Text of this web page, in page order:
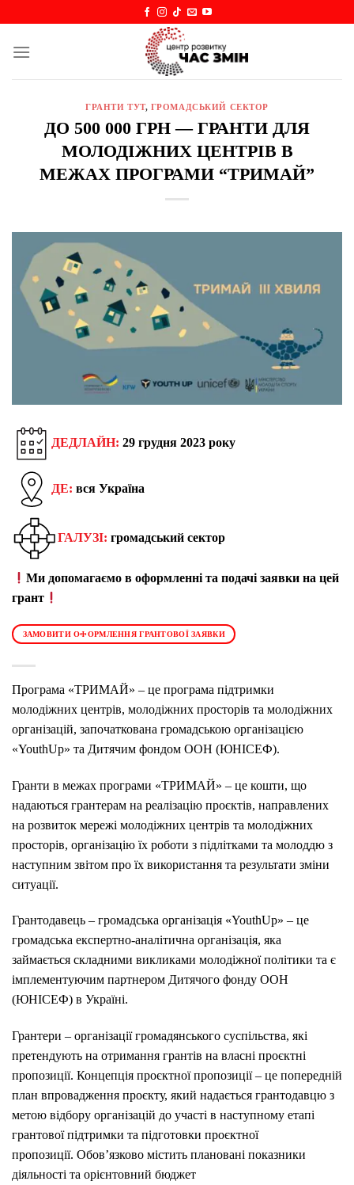
content
ГРАНТИ ТУТ, ГРОМАДСЬКИЙ СЕКТОР
ДО 500 000 ГРН — ГРАНТИ ДЛЯ
МОЛОДІЖНИХ ЦЕНТРІВ В
МЕЖАХ ПРОГРАМИ “ТРИМАЙ”
ДЕДЛАЙН: 29 грудня 2023 року
ДЕ: вся Україна
ГАЛУЗІ: громадський сектор
Ми допомагаємо в оформленні та подачі заявки на цей
грант
ЗАМОВИТИ ОФОРМЛЕННЯ ГРАНТОВОЇ ЗАЯВКИ
Програма «ТРИМАЙ» – це програма підтримки
молодіжних центрів, молодіжних просторів та молодіжних
організацій, започаткована громадською організацією
«YouthUp» та Дитячим фондом ООН (ЮНІСЕФ).
Гранти в межах програми «ТРИМАЙ» – це кошти, що
надаються грантерам на реалізацію проєктів, направлених
на розвиток мережі молодіжних центрів та молодіжних
просторів, організацію їх роботи з підлітками та молоддю з
наступним звітом про їх використання та результати зміни
ситуації.
Грантодавець – громадська організація «YouthUp» – це
громадська експертно-аналітична організація, яка
займається складними викликами молодіжної політики та є
імплементуючим партнером Дитячого фонду ООН
(ЮНІСЕФ) в Україні.
Грантери – організації громадянського суспільства, які
претендують на отримання грантів на власні проєктні
пропозиції. Концепція проєктної пропозиції – це попередній
план впровадження проєкту, який надається грантодавцю з
метою відбору організацій до участі в наступному етапі
грантової підтримки та підготовки проєктної
пропозиції. Обов’язково містить плановані показники
діяльності та орієнтовний бюджет